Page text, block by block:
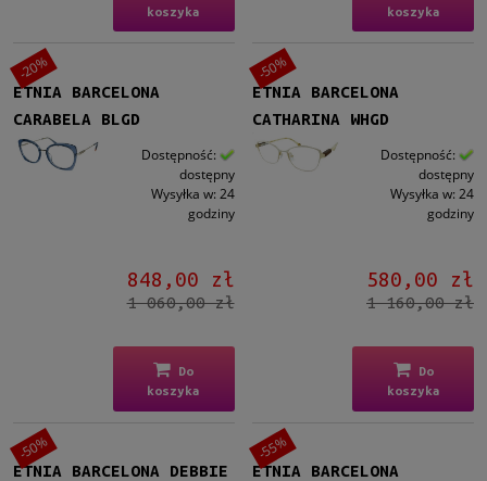
koszyka
koszyka
ETNIA BARCELONA
CARABELA BLGD
Dostępność:
dostępny
Wysyłka w: 24
godziny
848,00 zł
1 060,00 zł
Do
koszyka
-20%
ETNIA BARCELONA
CATHARINA WHGD
Dostępność:
dostępny
Wysyłka w: 24
godziny
580,00 zł
1 160,00 zł
Do
koszyka
-50%
ETNIA BARCELONA DEBBIE
-50%
ETNIA BARCELONA
-55%